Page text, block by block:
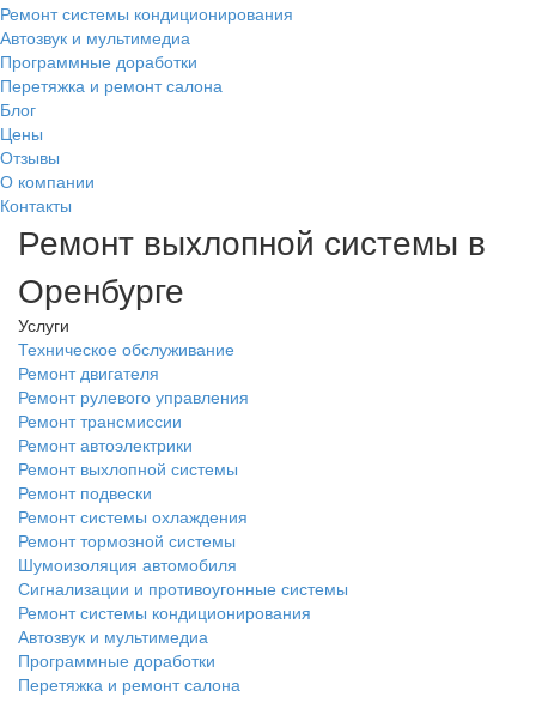
Ремонт системы кондиционирования
Автозвук и мультимедиа
Программные доработки
Перетяжка и ремонт салона
Блог
Цены
Отзывы
О компании
Контакты
Ремонт выхлопной системы в
Оренбурге
Услуги
Техническое обслуживание
Ремонт двигателя
Ремонт рулевого управления
Ремонт трансмиссии
Ремонт автоэлектрики
Ремонт выхлопной системы
Ремонт подвески
Ремонт системы охлаждения
Ремонт тормозной системы
Шумоизоляция автомобиля
Сигнализации и противоугонные системы
Ремонт системы кондиционирования
Автозвук и мультимедиа
Программные доработки
Перетяжка и ремонт салона